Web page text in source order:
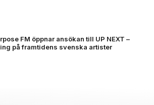
FM öppnar ansökan till UP NEXT –
på framtidens svenska artister